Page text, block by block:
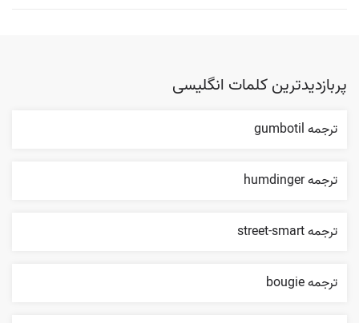
پربازدیدترین کلمات انگلیسی
ترجمه gumbotil
ترجمه humdinger
ترجمه street-smart
ترجمه bougie